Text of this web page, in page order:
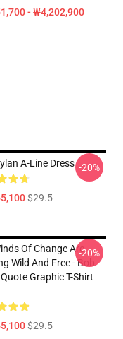
- ₩4,202,900
A-Line Dress
$29.5
-20%
Of Change Are
Wild And Free - Bob
Graphic T-Shirt
$29.5
-20%